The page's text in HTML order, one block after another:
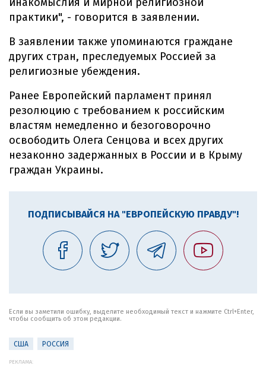
практики", - говорится в заявлении.
В заявлении также упоминаются граждане
других стран, преследуемых Россией за
религиозные убеждения.
Ранее Европейский парламент принял
резолюцию с требованием к российским
властям немедленно и безоговорочно
освободить Олега Сенцова и всех других
незаконно задержанных в России и в Крыму
граждан Украины.
ПОДПИСЫВАЙСЯ НА "ЕВРОПЕЙСКУЮ ПРАВДУ"!
Если вы заметили ошибку, выделите необходимый текст и нажмите Ctrl+Enter,
чтобы сообщить об этом редакции.
США РОССИЯ
РЕКЛАМА: